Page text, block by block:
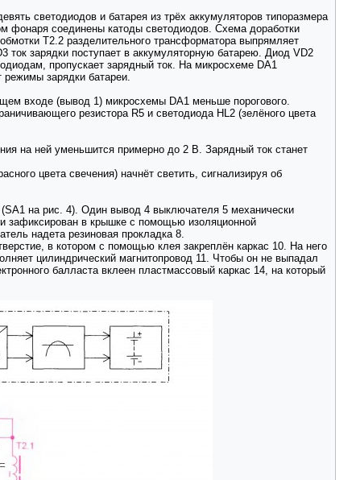
светодиодов и батарея из трёх аккумуляторов типоразмера
фонаря соединены катоды светодиодов. Схема доработки
Т2.2 разделительного трансформатора выпрямляет
зарядки поступает в аккумуляторную батарею. Диод VD2
пропускает зарядный ток. На микросхеме DA1
режимы зарядки батареи.
входе (вывод 1) микросхемы DA1 меньше порогового.
резистора R5 и светодиода HL2 (зелёного цвета
на ней уменьшится примерно до 2 В. Зарядный ток станет
цвета свечения) начнёт светить, сигнализируя об
на рис. 4). Один вывод 4 выключателя 5 механически
зафиксирован в крышке с помощью изоляционной
надета резиновая прокладка 8.
в котором с помощью клея закреплён каркас 10. На него
цилиндрический магнитопровод 11. Чтобы он не выпадал
балласта вклеен пластмассовый каркас 14, на который